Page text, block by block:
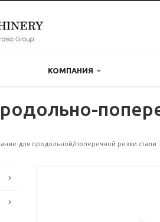
КОМПАНИЯ
для продольной/поперечной резки стали